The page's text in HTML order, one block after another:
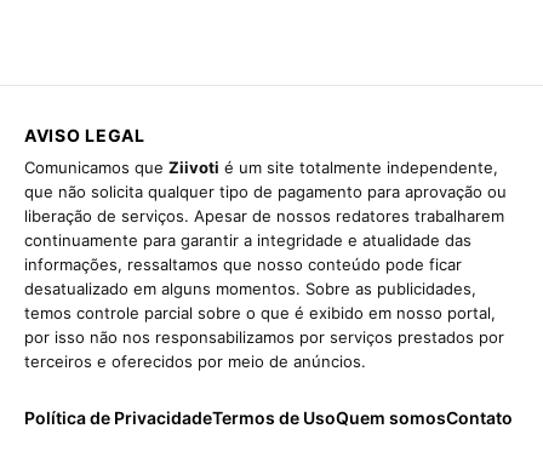
AVISO LEGAL
Comunicamos que Ziivoti é um site totalmente independente,
que não solicita qualquer tipo de pagamento para aprovação ou
liberação de serviços. Apesar de nossos redatores trabalharem
continuamente para garantir a integridade e atualidade das
informações, ressaltamos que nosso conteúdo pode ficar
desatualizado em alguns momentos. Sobre as publicidades,
temos controle parcial sobre o que é exibido em nosso portal,
por isso não nos responsabilizamos por serviços prestados por
terceiros e oferecidos por meio de anúncios.
Política de PrivacidadeTermos de UsoQuem somosContato